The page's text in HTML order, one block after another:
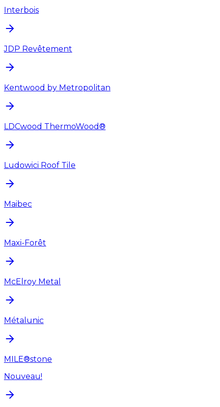
Interbois
JDP Revêtement
Kentwood by Metropolitan
LDCwood ThermoWood®
Ludowici Roof Tile
Maibec
Maxi-Forêt
McElroy Metal
Métalunic
MILE®stone
Nouveau!